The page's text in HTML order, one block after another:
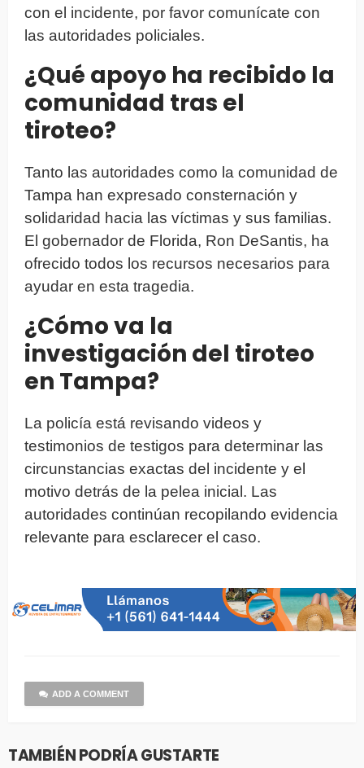
con el incidente, por favor comunícate con
las autoridades policiales.
¿Qué apoyo ha recibido la
comunidad tras el
tiroteo?
Tanto las autoridades como la comunidad de
Tampa han expresado consternación y
solidaridad hacia las víctimas y sus familias.
El gobernador de Florida, Ron DeSantis, ha
ofrecido todos los recursos necesarios para
ayudar en esta tragedia.
¿Cómo va la
investigación del tiroteo
en Tampa?
La policía está revisando videos y
testimonios de testigos para determinar las
circunstancias exactas del incidente y el
motivo detrás de la pelea inicial. Las
autoridades continúan recopilando evidencia
relevante para esclarecer el caso.
ADD A COMMENT
TAMBIÉN PODRÍA GUSTARTE